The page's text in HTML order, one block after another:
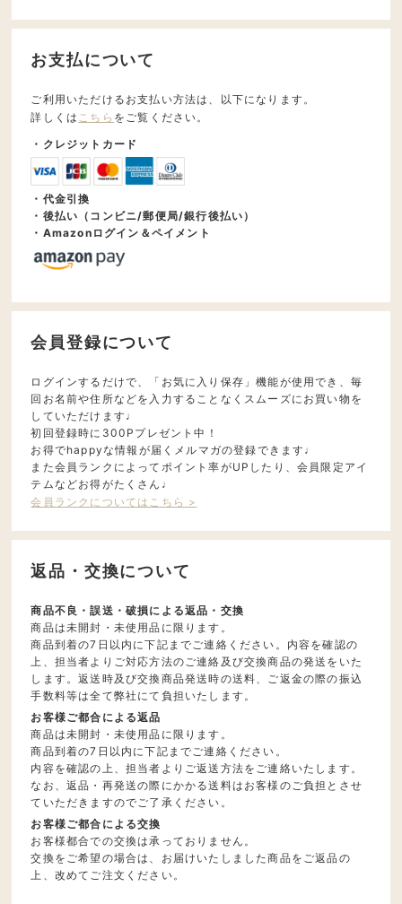
お支払について
ご利用いただけるお支払い方法は、以下になります。
詳しくは こちら をご覧ください。
・クレジットカード
・代金引換
・後払い（コンビニ/郵便局/銀行後払い）
・Amazonログイン＆ペイメント
会員登録について
ログインするだけで、「お気に入り保存」機能が使用でき、毎
回お名前や住所などを入力することなくスムーズにお買い物を
していただけます♩
初回登録時に300Pプレゼント中！
お得でhappyな情報が届くメルマガの登録できます♩
また会員ランクによってポイント率がUPしたり、会員限定アイ
テムなどお得がたくさん♩
会員ランクについてはこちら >
返品・交換について
商品不良・誤送・破損による返品・交換
商品は未開封・未使用品に限ります。
商品到着の7日以内に下記までご連絡ください。内容を確認の
上、担当者よりご対応方法のご連絡及び交換商品の発送をいた
します。返送時及び交換商品発送時の送料、ご返金の際の振込
手数料等は全て弊社にて負担いたします。
お客様ご都合による返品
商品は未開封・未使用品に限ります。
商品到着の7日以内に下記までご連絡ください。
内容を確認の上、担当者よりご返送方法をご連絡いたします。
なお、返品・再発送の際にかかる送料はお客様のご負担とさせ
ていただきますのでご了承ください。
お客様ご都合による交換
お客様都合での交換は承っておりません。
交換をご希望の場合は、お届けいたしました商品をご返品の
上、改めてご注文ください。